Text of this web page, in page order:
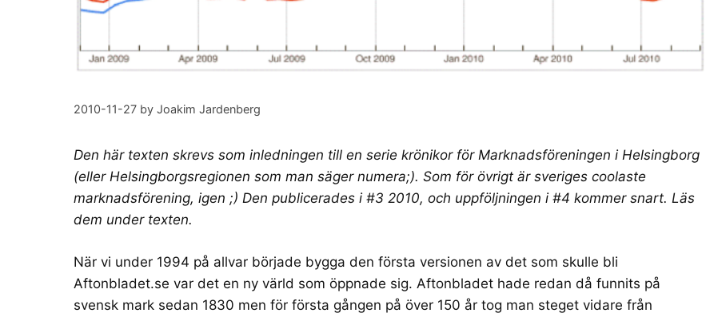
2010-11-27 by Joakim Jardenberg
Den här texten skrevs som inledningen till en serie krönikor för Marknadsföreningen i Helsingborg
(eller Helsingborgsregionen som man säger numera;). Som för övrigt är sveriges coolaste
marknadsförening, igen ;) Den publicerades i #3 2010, och uppföljningen i #4 kommer snart. Läs
dem under texten.
När vi under 1994 på allvar började bygga den första versionen av det som skulle bli
Aftonbladet.se var det en ny värld som öppnade sig. Aftonbladet hade redan då funnits på
svensk mark sedan 1830 men för första gången på över 150 år tog man steget vidare från